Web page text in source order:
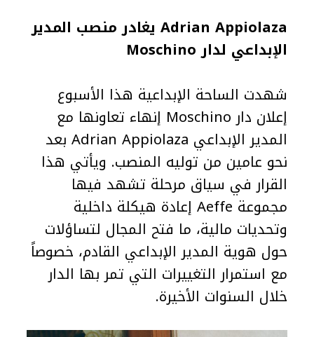
Adrian Appiolaza يغادر منصب المدير
الإبداعي لدار Moschino
شهدت الساحة الإبداعية هذا الأسبوع
إعلان دار Moschino إنهاء تعاونها مع
المدير الإبداعي Adrian Appiolaza بعد
نحو عامين من توليه المنصب. ويأتي هذا
القرار في سياق مرحلة تشهد فيها
مجموعة Aeffe إعادة هيكلة داخلية
وتحديات مالية، ما فتح المجال لتساؤلات
حول هوية المدير الإبداعي القادم، خصوصاً
مع استمرار التغييرات التي تمر بها الدار
خلال السنوات الأخيرة.